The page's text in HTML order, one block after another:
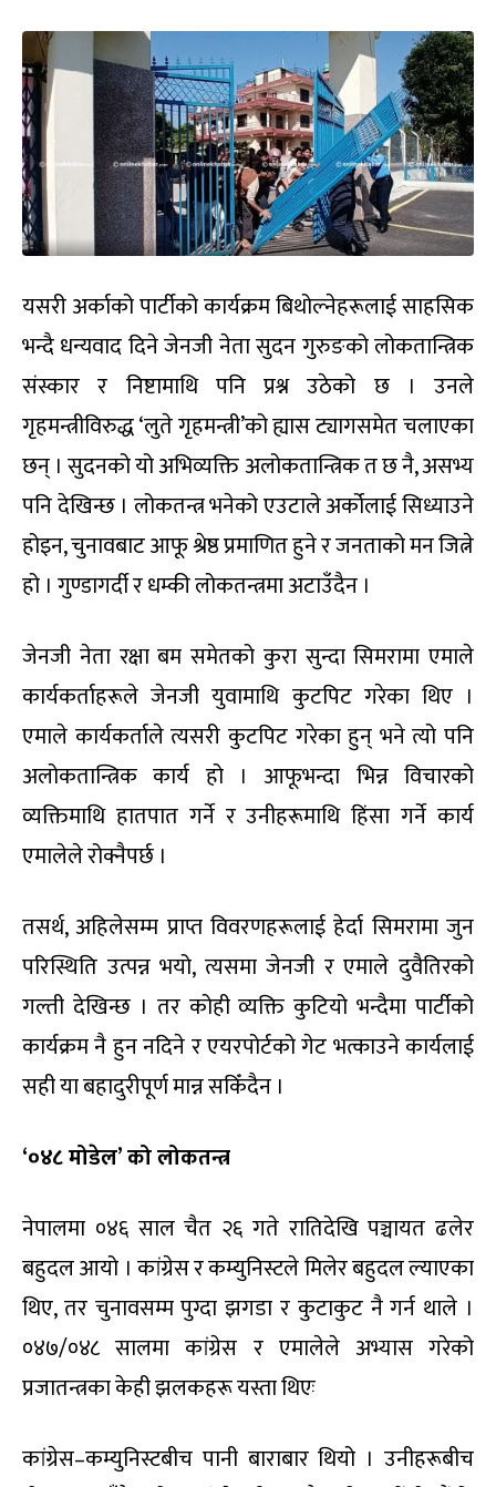
यसरी अर्काको पार्टीको कार्यक्रम बिथोल्नेहरूलाई साहसिक
भन्दै धन्यवाद दिने जेनजी नेता सुदन गुरुङको लोकतान्त्रिक
संस्कार र निष्टामाथि पनि प्रश्न उठेको छ । उनले
गृहमन्त्रीविरुद्ध ‘लुते गृहमन्त्री’को ह्यास ट्यागसमेत चलाएका
छन् । सुदनको यो अभिव्यक्ति अलोकतान्त्रिक त छ नै, असभ्य
पनि देखिन्छ । लोकतन्त्र भनेको एउटाले अर्कोलाई सिध्याउने
होइन, चुनावबाट आफू श्रेष्ठ प्रमाणित हुने र जनताको मन जित्ने
हो । गुण्डागर्दी र धम्की लोकतन्त्रमा अटाउँदैन ।
जेनजी नेता रक्षा बम समेतको कुरा सुन्दा सिमरामा एमाले
कार्यकर्ताहरूले जेनजी युवामाथि कुटपिट गरेका थिए ।
एमाले कार्यकर्ताले त्यसरी कुटपिट गरेका हुन् भने त्यो पनि
अलोकतान्त्रिक कार्य हो । आफूभन्दा भिन्न विचारको
व्यक्तिमाथि हातपात गर्ने र उनीहरूमाथि हिंसा गर्ने कार्य
एमालेले रोक्नैपर्छ ।
तसर्थ, अहिलेसम्म प्राप्त विवरणहरूलाई हेर्दा सिमरामा जुन
परिस्थिति उत्पन्न भयो, त्यसमा जेनजी र एमाले दुवैतिरको
गल्ती देखिन्छ । तर कोही व्यक्ति कुटियो भन्दैमा पार्टीको
कार्यक्रम नै हुन नदिने र एयरपोर्टको गेट भत्काउने कार्यलाई
सही या बहादुरीपूर्ण मान्न सकिँदैन ।
‘०४८ मोडेल’ को लोकतन्त्र
नेपालमा ०४६ साल चैत २६ गते रातिदेखि पञ्चायत ढलेर
बहुदल आयो । कांग्रेस र कम्युनिस्टले मिलेर बहुदल ल्याएका
थिए, तर चुनावसम्म पुग्दा झगडा र कुटाकुट नै गर्न थाले ।
०४७/०४८ सालमा कांग्रेस र एमालेले अभ्यास गरेको
प्रजातन्त्रका केही झलकहरू यस्ता थिएः
कांग्रेस–कम्युनिस्टबीच पानी बाराबार थियो । उनीहरूबीच